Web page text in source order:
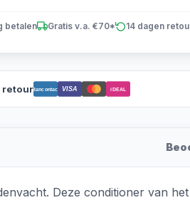
betalen Gratis v.a. €70* 14 dagen
retourBancontact VISA iDEAL
Deze conditioner van